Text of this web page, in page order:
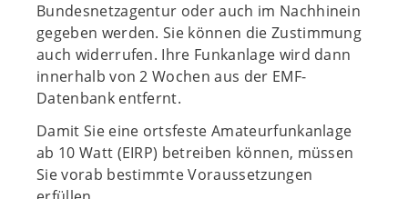
Bundesnetzagentur oder auch im Nachhinein
gegeben werden. Sie können die Zustimmung
auch widerrufen. Ihre Funkanlage wird dann
innerhalb von 2 Wochen aus der EMF-
Datenbank entfernt.
Damit Sie eine ortsfeste Amateurfunkanlage
ab 10 Watt (EIRP) betreiben können, müssen
Sie vorab bestimmte Voraussetzungen